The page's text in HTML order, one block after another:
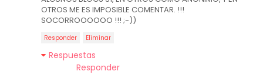
OTROS ME ES IMPOSIBLE COMENTAR. !!!
SOCORROOOOOO !!! ;-))
Responder Eliminar
Respuestas
Responder